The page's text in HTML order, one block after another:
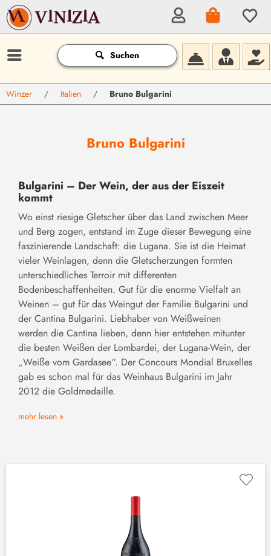
Suchen
Winzer / Italien / Bruno Bulgarini
Bruno Bulgarini
Bulgarini – Der Wein, der aus der Eiszeit
kommt
Wo einst riesige Gletscher über das Land zwischen Meer
und Berg zogen, entstand im Zuge dieser Bewegung eine
faszinierende Landschaft: die Lugana. Sie ist die Heimat
vieler Weinlagen, denn die Gletscherzungen formten
unterschiedliches Terroir mit differenten
Bodenbeschaffenheiten. Gut für die enorme Vielfalt an
Weinen – gut für das Weingut der Familie Bulgarini und
der Cantina Bulgarini. Liebhaber von Weißweinen
werden die Cantina lieben, denn hier entstehen mitunter
die besten Weißen der Lombardei, der Lugana-Wein, der
„Weiße vom Gardasee“. Der Concours Mondial Bruxelles
gab es schon mal für das Weinhaus Bulgarini im Jahr
2012 die Goldmedaille.
mehr lesen »